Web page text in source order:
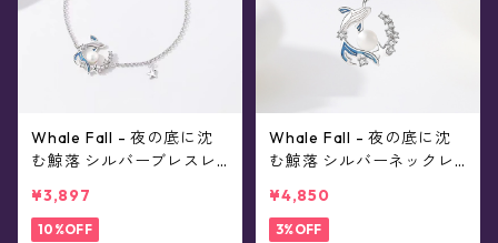
Whale Fall - 夜の底に沈
む鯨落 シルバーブレスレ
¥3,897
10%OFF
Whale Fall - 夜の底に沈
む鯨落 シルバーネックレ
¥4,850
3%OFF